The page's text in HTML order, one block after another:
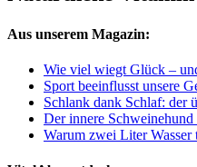
Aus unserem Magazin:
Wie viel wiegt Glück –
Sport beeinflusst unsere
Schlank dank Schlaf: der
Der innere
Warum zwei Liter